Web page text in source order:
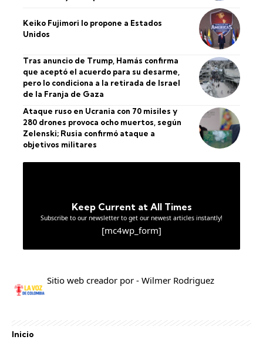
Keiko Fujimori lo propone a Estados
Unidos
Tras anuncio de Trump, Hamás confirma
que aceptó el acuerdo para su desarme,
pero lo condiciona a la retirada de Israel
de la Franja de Gaza
Ataque ruso en Ucrania con 70 misiles y
280 drones provoca ocho muertos, según
Zelenski; Rusia confirmó ataque a
objetivos militares
Keep Current at All Times
Subscribe to our newsletter to get our newest articles instantly!
[mc4wp_form]
Sitio web creador por - Wilmer Rodriguez
Inicio